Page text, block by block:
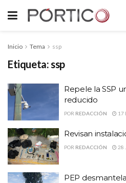
Inicio Tema ssp
Etiqueta:ssp
Repele la SSP
reducido
POR REDACCIÓN 17
Revisan
POR REDACCIÓN 28
PEP